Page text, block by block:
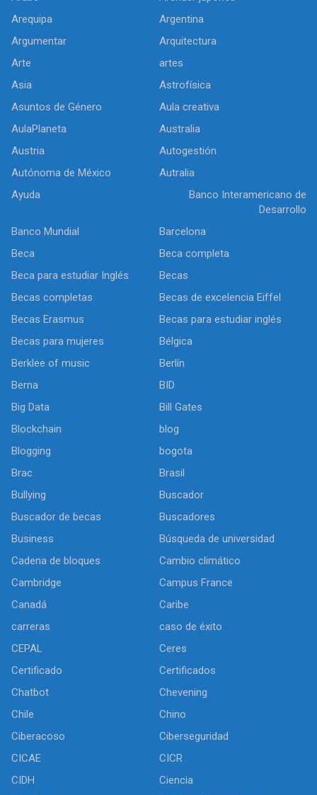
Arequipa
Argentina
Argumentar
Arquitectura
Arte
artes
Asia
Astrofísica
Asuntos de Género
Aula creativa
AulaPlaneta
Australia
Austria
Autogestión
Autónoma de México
Autralia
Ayuda
Banco Interamericano de
Desarrollo
Banco Mundial
Barcelona
Beca
Beca completa
Beca para estudiar Inglés
Becas
Becas completas
Becas de excelencia Eiffel
Becas Erasmus
Becas para estudiar inglés
Becas para mujeres
Bélgica
Berklee of music
Berlín
Berna
BID
Big Data
Bill Gates
Blockchain
blog
Blogging
bogota
Brac
Brasil
Bullying
Buscador
Buscador de becas
Buscadores
Business
Búsqueda de universidad
Cadena de bloques
Cambio climático
Cambridge
Campus France
Canadá
Caribe
carreras
caso de éxito
CEPAL
Ceres
Certificado
Certificados
Chatbot
Chevening
Chile
Chino
Ciberacoso
Ciberseguridad
CICAE
CICR
CIDH
Ciencia